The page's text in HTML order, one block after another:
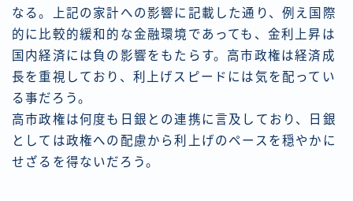
なる。上記の家計への影響に記載した通り、例え国際
的に比較的緩和的な金融環境であっても、金利上昇は
国内経済には負の影響をもたらす。高市政権は経済成
長を重視しており、利上げスピードには気を配ってい
る事だろう。
高市政権は何度も日銀との連携に言及しており、日銀
としては政権への配慮から利上げのペースを穏やかに
せざるを得ないだろう。